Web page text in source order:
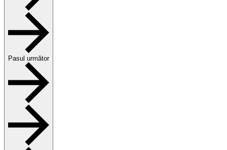
Pasul următor